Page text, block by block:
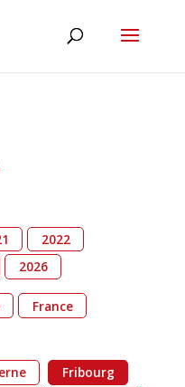
2022
2026
France
Fribourg
Agent IA